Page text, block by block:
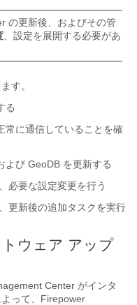
の更新後、およびその管
、設定を展開する必要があ
す。
る
常に通信していることを確
よび GeoDB を更新する
必要な設定変更を行う
更新後の追加タスクを実行
ウェア アップ
Center がインタ
って、 Firepower